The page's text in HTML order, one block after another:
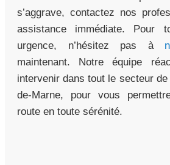
s’aggrave, contactez nos
assistance immédiate. Pour
urgence, n’hésitez pas à
maintenant. Notre équipe
intervenir dans tout le secteur
de-Marne, pour vous
route en toute sérénité.